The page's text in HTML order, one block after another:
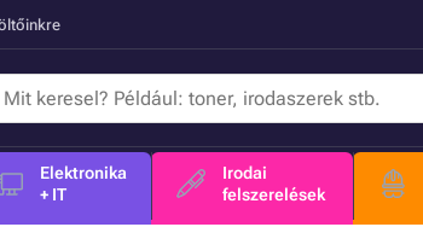
Elektronika
+ IT
Irodai
felszerelések